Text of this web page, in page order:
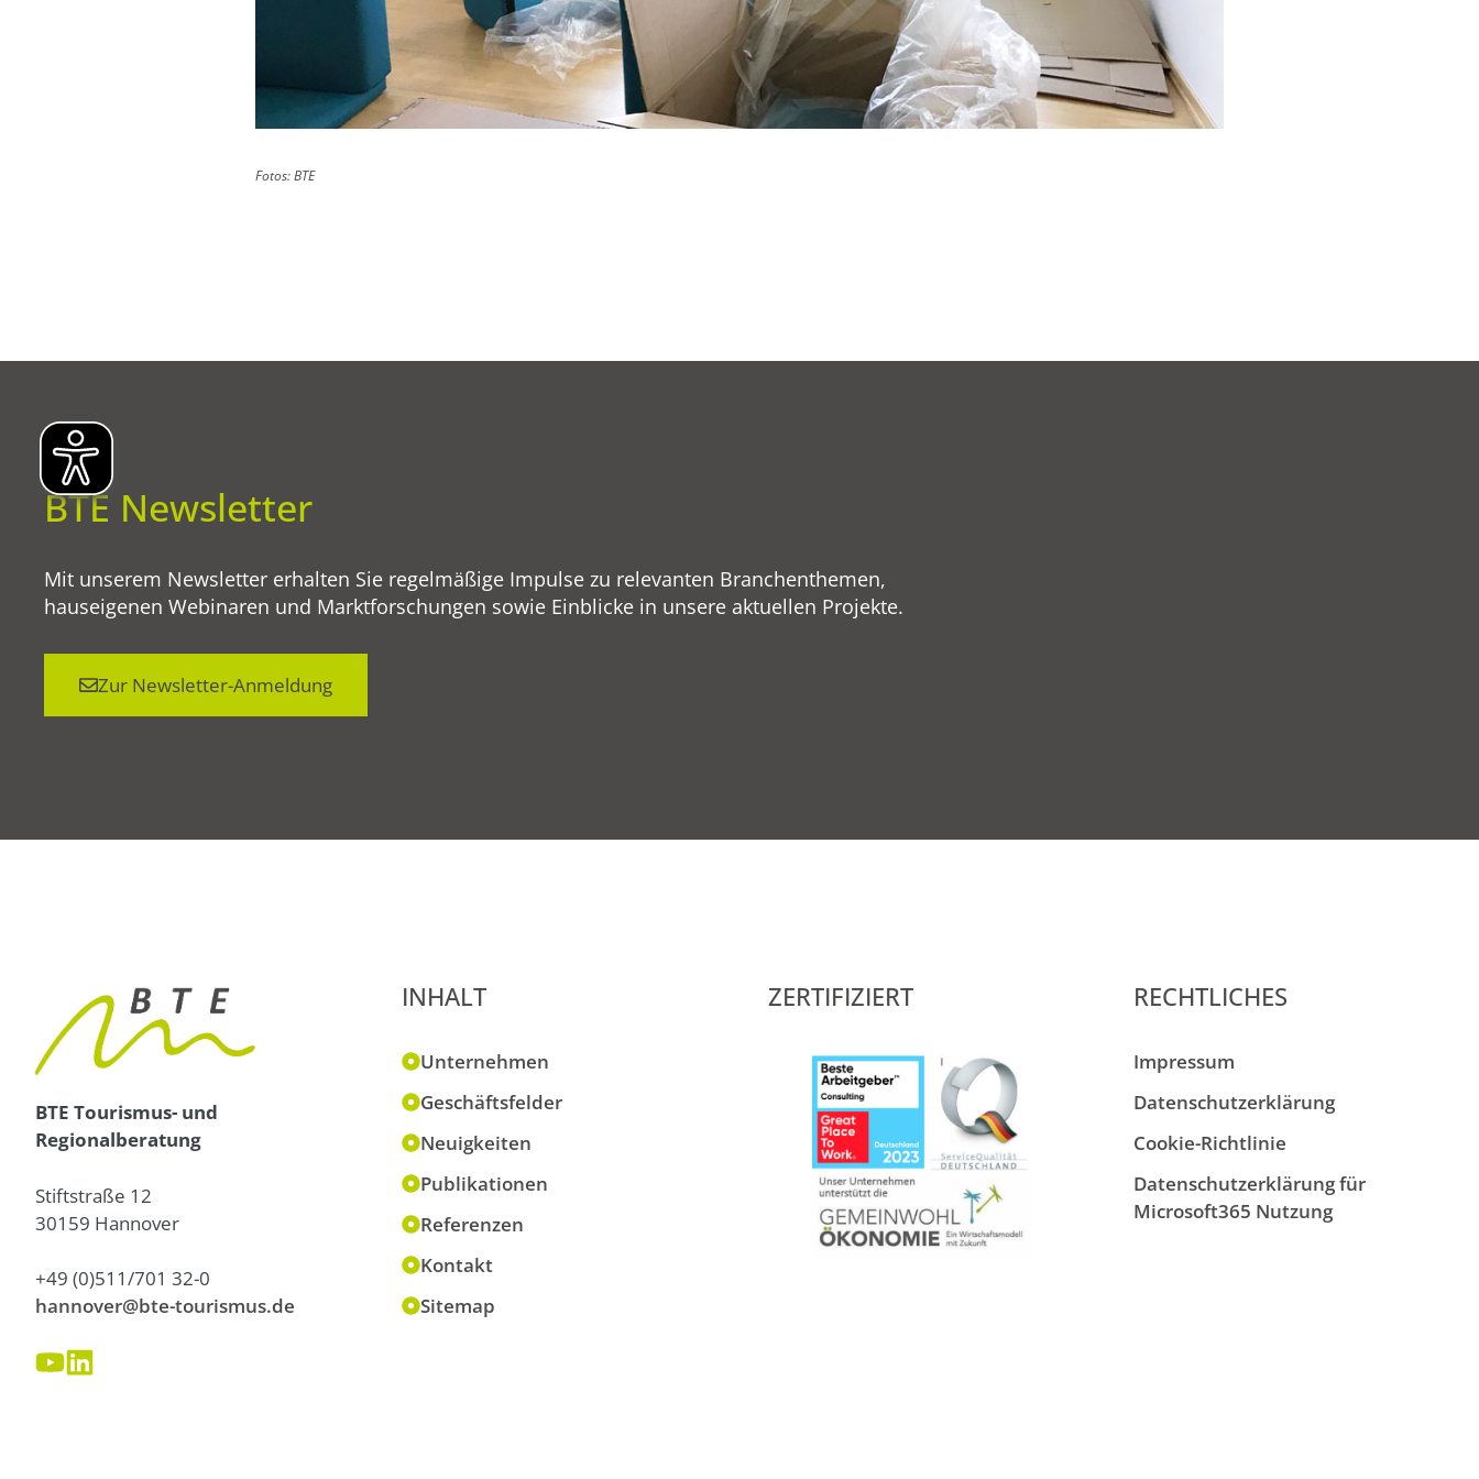
Fotos: BTE
BTE Newsletter
Mit unserem Newsletter erhalten Sie regelmäßige Impulse zu relevanten Branchenthemen,
hauseigenen Webinaren und Marktforschungen sowie Einblicke in unsere aktuellen Projekte.
Zur Newsletter-Anmeldung
BTE Tourismus- und
Regionalberatung
Stiftstraße 12
30159 Hannover
+49 (0)511/701 32-0
hannover@bte-tourismus.de
INHALT
Unternehmen
Geschäftsfelder
Neuigkeiten
Publikationen
Referenzen
Kontakt
Sitemap
ZERTIFIZIERT RECHTLICHES
Impressum
Datenschutzerklärung
Cookie-Richtlinie
Datenschutzerklärung für
Microsoft365 Nutzung